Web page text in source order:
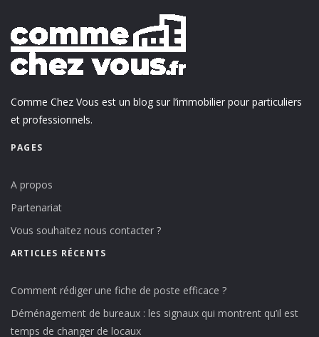
Comme Chez Vous est un blog sur l’immobilier pour particuliers
et professionnels.
PAGES
A propos
Partenariat
Vous souhaitez nous contacter ?
ARTICLES RÉCENTS
Comment rédiger une fiche de poste efficace ?
Déménagement de bureaux : les signaux qui montrent qu’il est
temps de changer de locaux